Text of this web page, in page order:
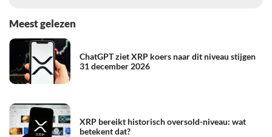
Meest gelezen
ChatGPT ziet XRP koers naar dit niveau stijgen
31 december 2026
XRP bereikt historisch oversold-niveau: wat
betekent dat?